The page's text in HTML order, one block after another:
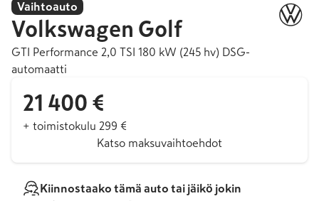
Vaihtoauto
Volkswagen Golf
GTI Performance 2,0 TSI 180 kW (245 hv) DSG-
automaatti
21 400 €
+ toimistokulu 299 €
Katso maksuvaihtoehdot
Kiinnostaako tämä auto tai jäikö jokin